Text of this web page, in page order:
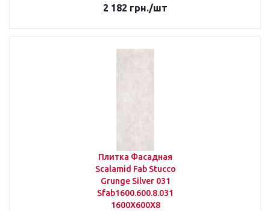
2 182 грн./шт
Плитка Фасадная
Scalamid Fab Stucco
Grunge Silver 031
Sfab1600.600.8.031
1600X600X8